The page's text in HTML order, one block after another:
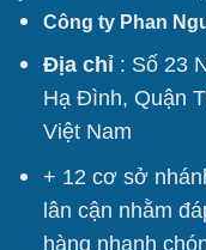
Công ty Phan
Địa chỉ : Số 23
Hạ Đình, Quận
Việt Nam
+ 12 cơ sở
lân cận nhằm
hàng nhanh